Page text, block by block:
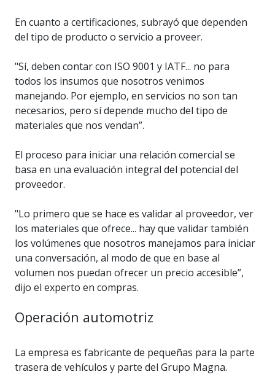
En cuanto a certificaciones, subrayó que dependen
del tipo de producto o servicio a proveer.
"Sí, deben contar con ISO 9001 y IATF... no para
todos los insumos que nosotros venimos
manejando. Por ejemplo, en servicios no son tan
necesarios, pero sí depende mucho del tipo de
materiales que nos vendan”.
El proceso para iniciar una relación comercial se
basa en una evaluación integral del potencial del
proveedor.
"Lo primero que se hace es validar al proveedor, ver
los materiales que ofrece... hay que validar también
los volúmenes que nosotros manejamos para iniciar
una conversación, al modo de que en base al
volumen nos puedan ofrecer un precio accesible”,
dijo el experto en compras.
Operación automotriz
La empresa es fabricante de pequeñas para la parte
trasera de vehículos y parte del Grupo Magna.